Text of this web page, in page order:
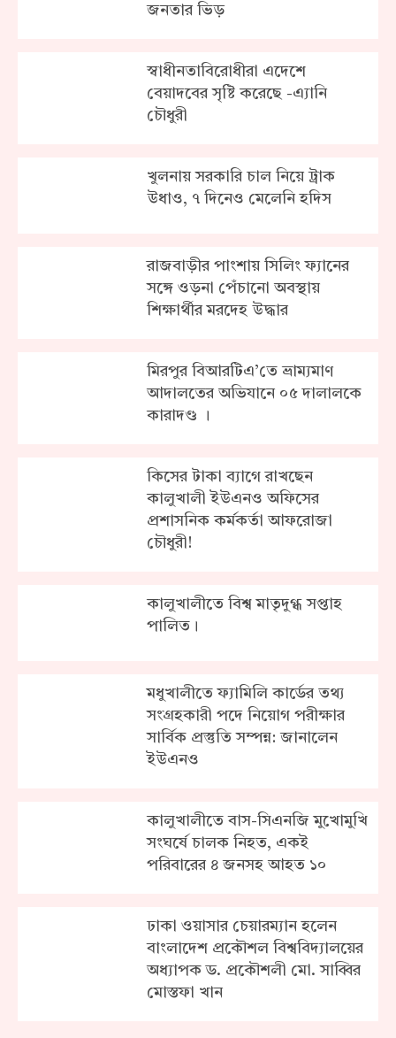
জনতার ভিড়
স্বাধীনতাবিরোধীরা এদেশে
বেয়াদবের সৃষ্টি করেছে -এ্যানি
চৌধুরী
খুলনায় সরকা‌রি চাল নিয়ে ট্রাক
উধাও, ৭ দিনেও মেলে‌নি হ‌দিস
রাজবাড়ীর পাংশায় সিলিং ফ্যানের
সঙ্গে ওড়না পেঁচানো অবস্থায়
শিক্ষার্থীর মরদেহ উদ্ধার
মিরপুর বিআরটিএ’তে ভ্রাম্যমাণ
আদালতের অভিযানে ০৫ দালালকে
কারাদণ্ড ।
কিসের টাকা ব্যাগে রাখছেন
কালুখালী ইউএনও অফিসের
প্রশাসনিক কর্মকর্তা আফরোজা
চৌধুরী!
কালুখালীতে বিশ্ব মাতৃদুগ্ধ সপ্তাহ
পালিত।
মধুখালীতে ফ্যামিলি কার্ডের তথ্য
সংগ্রহকারী পদে নিয়োগ পরীক্ষার
সার্বিক প্রস্তুতি সম্পন্ন: জানালেন
ইউএনও
কালুখালীতে বাস-সিএনজি মুখোমুখি
সংঘর্ষে চালক নিহত, একই
পরিবারের ৪ জনসহ আহত ১০
ঢাকা ওয়াসার চেয়ারম্যান হলেন
বাংলাদেশ প্রকৌশল বিশ্ববিদ্যালয়ের
অধ্যাপক ড. প্রকৌশলী মো. সাব্বির
মোস্তফা খান